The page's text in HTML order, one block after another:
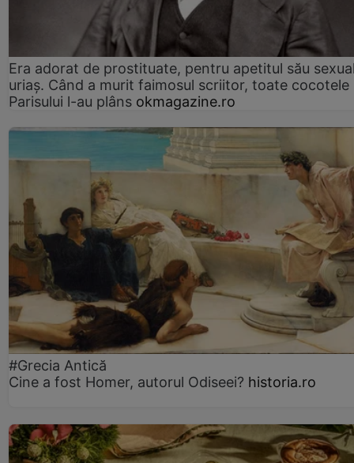
Era adorat de prostituate, pentru apetitul său
uriaș. Când a murit faimosul scriitor, toate cocotele
Parisului l-au plâns okmagazine.ro
#Grecia Antică
Cine a fost Homer, autorul Odiseei? historia.ro